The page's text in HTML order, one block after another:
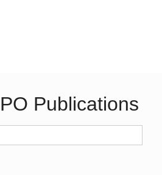
Publications